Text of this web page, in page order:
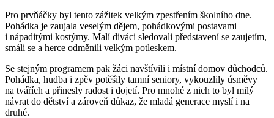
Pro prvňáčky byl tento zážitek velkým zpestřením školního dne.
Pohádka je zaujala veselým dějem, pohádkovými postavami
i nápaditými kostýmy. Malí diváci sledovali představení se zaujetím,
smáli se a herce odměnili velkým potleskem.
Se stejným programem pak žáci navštívili i místní domov důchodců.
Pohádka, hudba i zpěv potěšily tamní seniory, vykouzlily úsměvy
na tvářích a přinesly radost i dojetí. Pro mnohé z nich to byl milý
návrat do dětství a zároveň důkaz, že mladá generace myslí i na
druhé.